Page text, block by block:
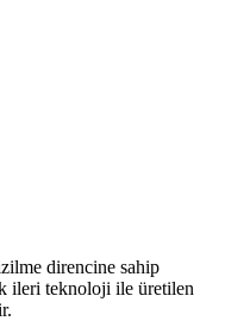
direncine sahip
ileri teknoloji ile üretilen